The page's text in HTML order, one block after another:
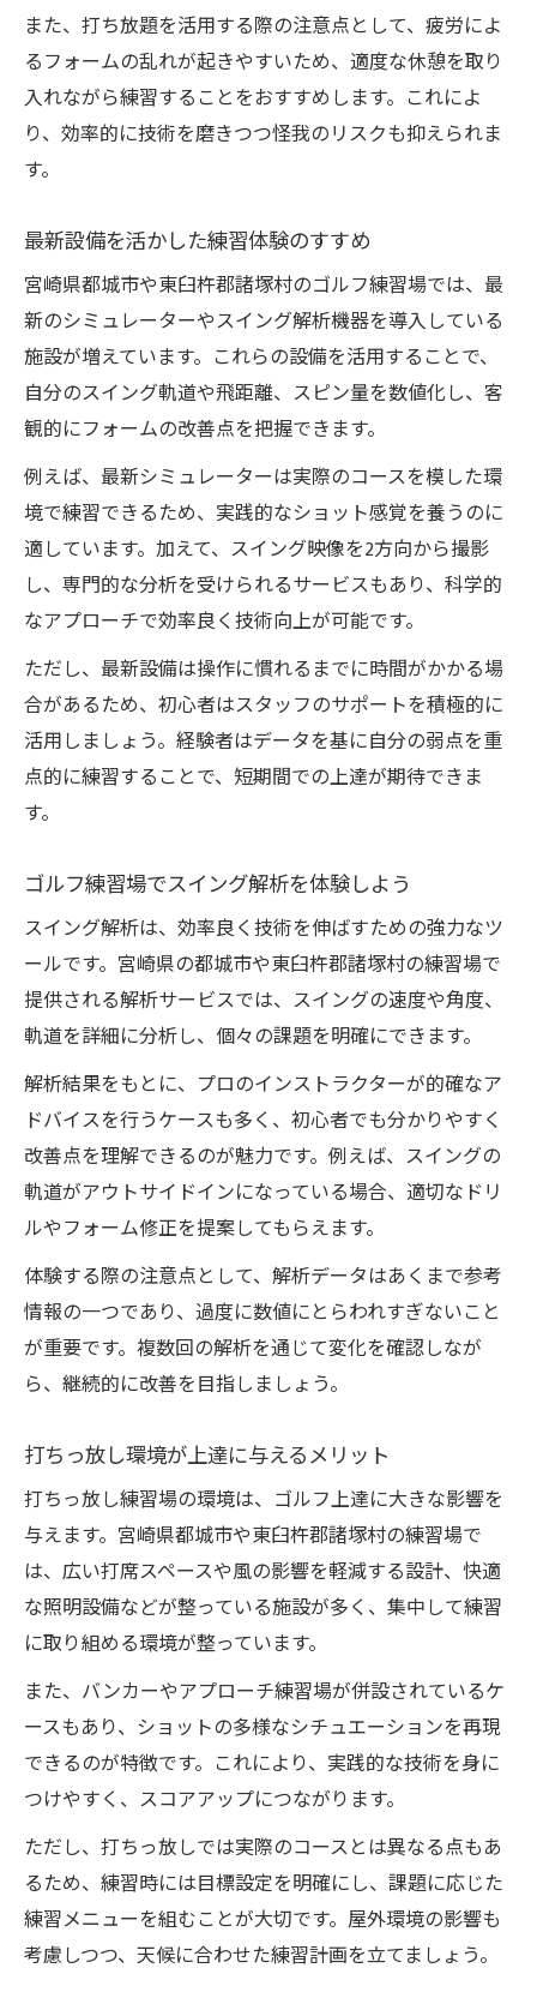
また、打ち放題を活用する際の注意点として、疲労によ
るフォームの乱れが起きやすいため、適度な休憩を取り
入れながら練習することをおすすめします。これによ
り、効率的に技術を磨きつつ怪我のリスクも抑えられま
す。
最新設備を活かした練習体験のすすめ
宮崎県都城市や東臼杵郡諸塚村のゴルフ練習場では、最
新のシミュレーターやスイング解析機器を導入している
施設が増えています。これらの設備を活用することで、
自分のスイング軌道や飛距離、スピン量を数値化し、客
観的にフォームの改善点を把握できます。
例えば、最新シミュレーターは実際のコースを模した環
境で練習できるため、実践的なショット感覚を養うのに
適しています。加えて、スイング映像を2方向から撮影
し、専門的な分析を受けられるサービスもあり、科学的
なアプローチで効率良く技術向上が可能です。
ただし、最新設備は操作に慣れるまでに時間がかかる場
合があるため、初心者はスタッフのサポートを積極的に
活用しましょう。経験者はデータを基に自分の弱点を重
点的に練習することで、短期間での上達が期待できま
す。
ゴルフ練習場でスイング解析を体験しよう
スイング解析は、効率良く技術を伸ばすための強力なツ
ールです。宮崎県の都城市や東臼杵郡諸塚村の練習場で
提供される解析サービスでは、スイングの速度や角度、
軌道を詳細に分析し、個々の課題を明確にできます。
解析結果をもとに、プロのインストラクターが的確なア
ドバイスを行うケースも多く、初心者でも分かりやすく
改善点を理解できるのが魅力です。例えば、スイングの
軌道がアウトサイドインになっている場合、適切なドリ
ルやフォーム修正を提案してもらえます。
体験する際の注意点として、解析データはあくまで参考
情報の一つであり、過度に数値にとらわれすぎないこと
が重要です。複数回の解析を通じて変化を確認しなが
ら、継続的に改善を目指しましょう。
打ちっ放し環境が上達に与えるメリット
打ちっ放し練習場の環境は、ゴルフ上達に大きな影響を
与えます。宮崎県都城市や東臼杵郡諸塚村の練習場で
は、広い打席スペースや風の影響を軽減する設計、快適
な照明設備などが整っている施設が多く、集中して練習
に取り組める環境が整っています。
また、バンカーやアプローチ練習場が併設されているケ
ースもあり、ショットの多様なシチュエーションを再現
できるのが特徴です。これにより、実践的な技術を身に
つけやすく、スコアアップにつながります。
ただし、打ちっ放しでは実際のコースとは異なる点もあ
るため、練習時には目標設定を明確にし、課題に応じた
練習メニューを組むことが大切です。屋外環境の影響も
考慮しつつ、天候に合わせた練習計画を立てましょう。